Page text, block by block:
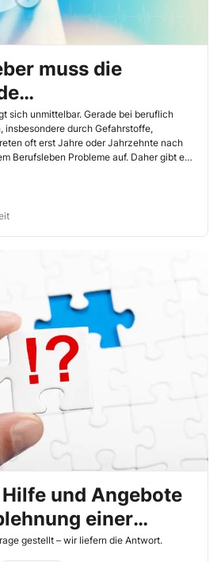
muss die
für
regeln
sich unmittelbar. Gerade bei beruflich
insbesondere durch Gefahrstoffe,
oft erst Jahre oder Jahrzehnte nach
Berufsleben Probleme auf. Daher gibt es
schützt nicht nur die Gesundheit
ist auch ein wichtiges Instrument der
bedeutet das, aufmerksam zu
Hilfe und Angebote
einer
gestellt – wir liefern die Antwort.